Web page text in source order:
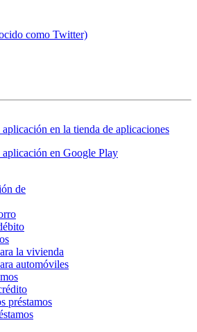
como Twitter)
en la tienda de aplicaciones
aplicación en Google Play
de
la vivienda
automóviles
préstamos